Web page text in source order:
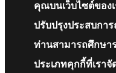
คุณบนเว็บไซต์ของ
ปรับปรุงประสบกา
ท่านสามารถศึกษาร
ประเภทคุกกี้ที่เราจั